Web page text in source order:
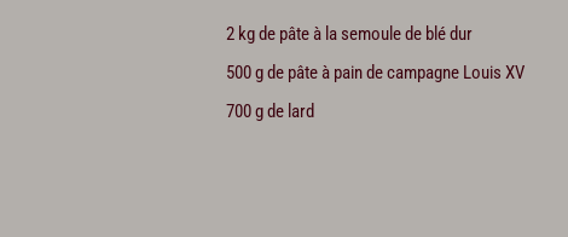
2 kg de pâte à la semoule de blé dur
500 g de pâte à pain de campagne Louis XV
700 g de lard